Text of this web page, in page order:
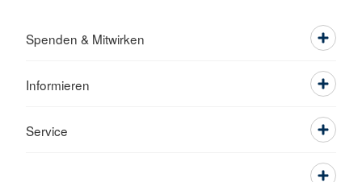
Spenden & Mitwirken
Informieren
Service